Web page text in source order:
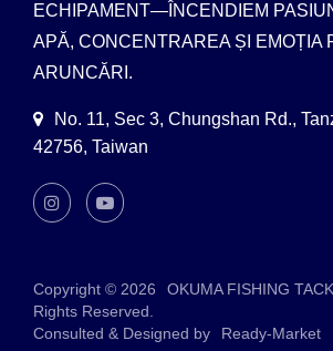
ECHIPAMENT—ÎNCENDIEM
APĂ, CONCENTRAREA ȘI EMOȚIA
ARUNCĂRI.
No. 11, Sec 3, Chungshan Rd.,
42756, Taiwan
Copyright © 2026 OKUMA FISHING
Rights Reserved.
Consulted & Designed by
Ready-Market